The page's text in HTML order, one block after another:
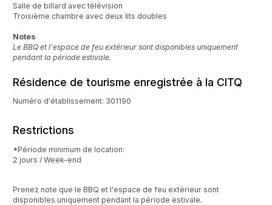
Salle de billard avec télévision
Troisième chambre avec deux lits doubles
Notes
Le BBQ et l'espace de feu extérieur sont disponibles uniquement
pendant la période estivale.
Résidence de tourisme enregistrée à la CITQ
Numéro d'établissement: 301190
Restrictions
*Période minimum de location:
2 jours / Week-end
Prenez note que le BBQ et l'espace de feu extérieur sont
disponibles uniquement pendant la période estivale.